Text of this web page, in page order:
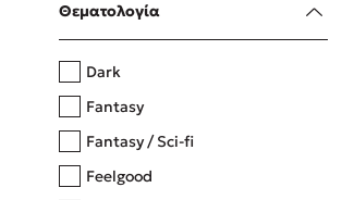
Η μέθοδος Αφήστε τους
Θεματολογία
Dark
Fantasy
Fantasy / Sci-fi
Feelgood